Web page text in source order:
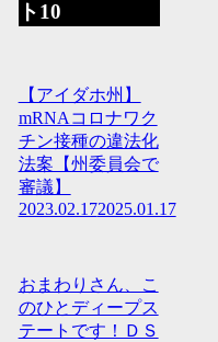
ト10
【アイダホ州】
mRNAコロナワク
チン接種の違法化
法案【州委員会で
審議】
2023.02.172025.01.17
おまわりさん、こ
のひとディープス
テートです！ＤＳ